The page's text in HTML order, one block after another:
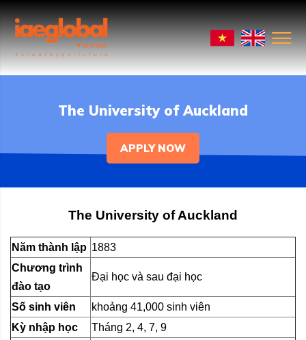
The University of Auckland
APPLY NOW
The University of Auckland
Năm thành lập 1883
Chương trình
đào tạo
Đại học và sau đại học
Số sinh viên
khoảng 41,000 sinh viên
Kỳ nhập học
Tháng 2, 4, 7, 9